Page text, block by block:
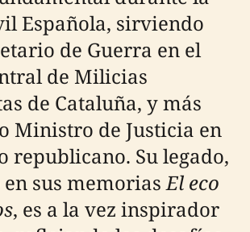
Española, sirviendo
de Guerra en el
de Milicias
de Cataluña, y más
Ministro de Justicia en
republicano. Su legado,
sus memoriasEl eco
, es a la vez inspirador